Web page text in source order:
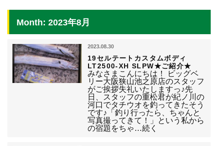
Month: 2023年8月
2023.08.30
19セルテートカスタムボディ
LT2500-XH SLPW★ご紹介★
みなさまこんにちは！ ビッグベ
リー大阪狭山池之原店のスタッフ
がご挨拶失礼いたしますっ♪先
日、スタッフの重松君が紀ノ川の
河口でタチウオを釣ってきたそう
です♪「釣り行ったら、ちゃんと
写真撮ってきて！」という私から
の宿題をちゃ…続く